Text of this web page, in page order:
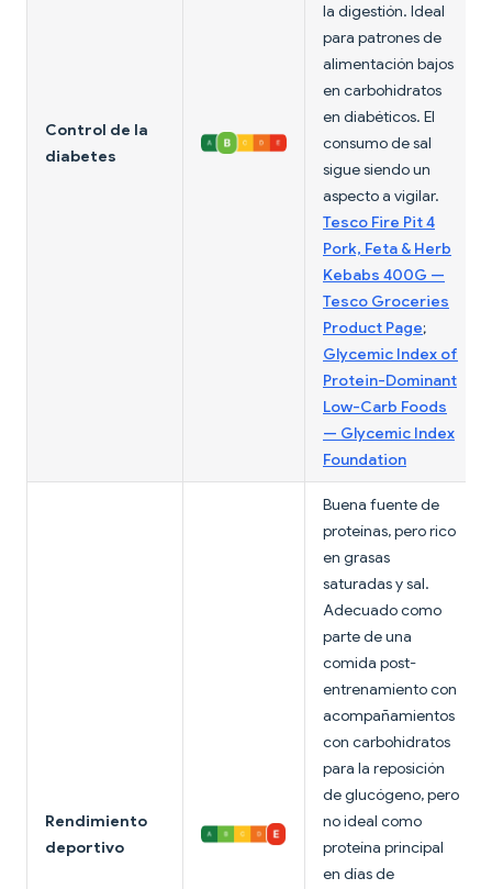
Control de la
diabetes
la digestión. Ideal
para patrones de
alimentación bajos
en carbohidratos
en diabéticos. El
consumo de sal
sigue siendo un
aspecto a vigilar.
Tesco Fire Pit 4
Pork, Feta & Herb
Kebabs 400G —
Tesco Groceries
Product Page;
Glycemic Index of
Protein-Dominant
Low-Carb Foods
— Glycemic Index
Foundation
Rendimiento
deportivo
Buena fuente de
proteínas, pero rico
en grasas
saturadas y sal.
Adecuado como
parte de una
comida post-
entrenamiento con
acompañamientos
con carbohidratos
para la reposición
de glucógeno, pero
no ideal como
proteína principal
en días de